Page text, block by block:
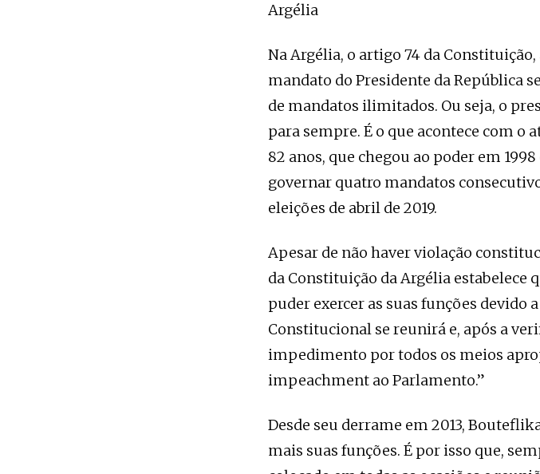
Argélia
Na Argélia, o artigo 74 da
mandato do Presidente da República
de mandatos ilimitados. Ou seja, o
para sempre. É o que acontece com
82 anos, que chegou ao poder em
governar quatro mandatos
eleições de abril de 2019.
Apesar de não haver violação
da Constituição da Argélia estabelece
puder exercer as suas funções devido
Constitucional se reunirá e, após a
impedimento por todos os meios
impeachment ao Parlamento.”
Desde seu derrame em 2013,
mais suas funções. É por isso que,